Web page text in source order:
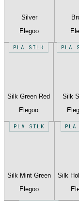
Silver
Elegoo
PLA SILK
Silk Green Red
Elegoo
PLA
Silk
PLA SILK
Silk Mint Green
Elegoo
Silk